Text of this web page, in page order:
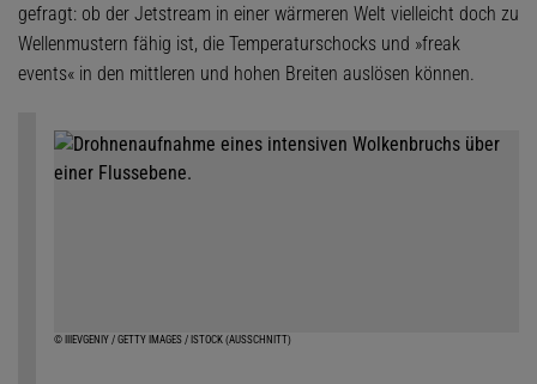
gefragt: ob der Jetstream in einer wärmeren Welt vielleicht doch zu
Wellenmustern fähig ist, die Temperaturschocks und »freak
events« in den mittleren und hohen Breiten auslösen können.
© IIIEVGENIY / GETTY IMAGES / ISTOCK (AUSSCHNITT)